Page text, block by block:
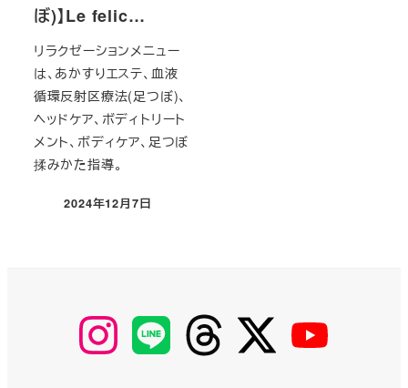
ぼ)】Le felic…
リラクゼーションメニュー
は、あかすりエステ、血液
循環反射区療法(足つぼ)、
ヘッドケア、ボディトリート
メント、ボディケア、足つぼ
揉みかた指導。
投稿日
2024年12月7日
【Instagram】
MyKOBAKO
【LINE】 【threads】 【Twitter】